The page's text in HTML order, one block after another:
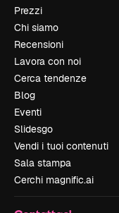
Prezzi
Chi siamo
Recensioni
Lavora con noi
Cerca tendenze
Blog
Eventi
Slidesgo
Vendi i tuoi contenuti
Sala stampa
Cerchi magnific.ai